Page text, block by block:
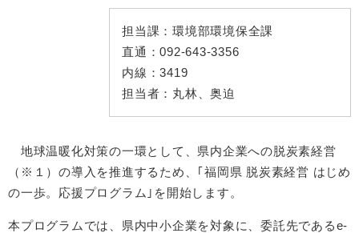
担当課： 環境部環境保全課
直通：092-643-3356
内線：3419
担当者： 丸林、奥迫
地球温暖化対策の一環として、県内企業への脱炭素経営
（※１）の導入を推進するため、｢福岡県 脱炭素経営 はじめ
の一歩。応援プログラム｣を開始します。
本プログラムでは、県内中小企業を対象に、委託先であるe-